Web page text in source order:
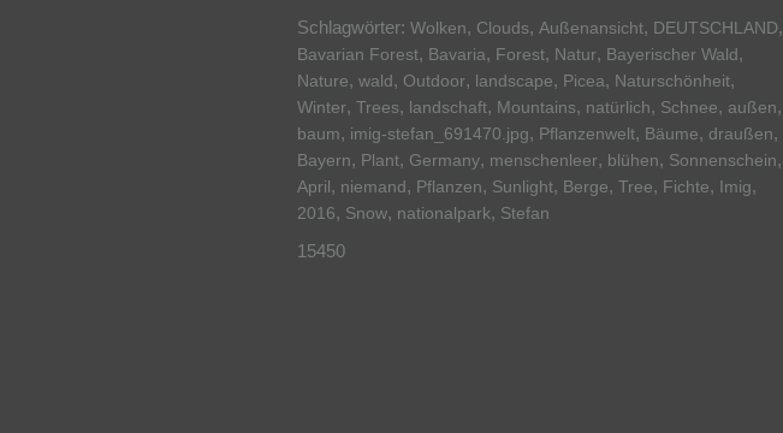
Schlagwörter: Wolken, Clouds, Außenansicht, DEUTSCHLAND,
Bavarian Forest, Bavaria, Forest, Natur, Bayerischer Wald,
Nature, wald, Outdoor, landscape, Picea, Naturschönheit,
Winter, Trees, landschaft, Mountains, natürlich, Schnee, außen,
baum, imig-stefan_691470.jpg, Pflanzenwelt, Bäume, draußen,
Bayern, Plant, Germany, menschenleer, blühen, Sonnenschein,
April, niemand, Pflanzen, Sunlight, Berge, Tree, Fichte, Imig,
2016, Snow, nationalpark, Stefan
15450